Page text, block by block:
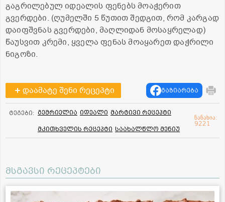
გაგრილებულ იდეალის ფენებს მოაჭერით
გვერდები. (ღუმელში 5 წუთით შედგით, რომ კარგად
დაიფშვნას გვერდები, მაღლიდან მოსაყრელად)
წაუსვით კრემი, ყველა ფენას მოაყარეთ დაჭრილი
ნიგოზი.
დაამატე შენი რეცეპტი გაზიარება
ტეგები: გემრიელია იდეალი მარტივი რეცეპტი
მკითხველის რეცეპტი საახალწლო მენიუ
ნანახია:
9221
მსგავსი რეცეპტები